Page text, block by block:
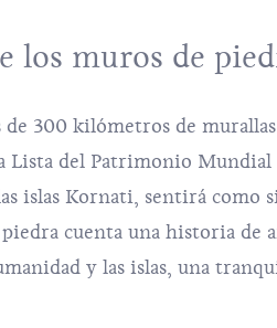
muros de
de 300 kilómetros de
del Patrimonio
islas Kornati, sentirá como
cuenta una historia de
y las islas, una